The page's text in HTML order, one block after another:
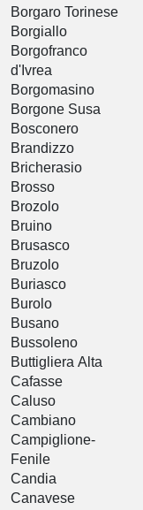
Borgaro Torinese
Borgiallo
Borgofranco
d'Ivrea
Borgomasino
Borgone Susa
Bosconero
Brandizzo
Bricherasio
Brosso
Brozolo
Bruino
Brusasco
Bruzolo
Buriasco
Burolo
Busano
Bussoleno
Buttigliera Alta
Cafasse
Caluso
Cambiano
Campiglione-
Fenile
Candia
Canavese